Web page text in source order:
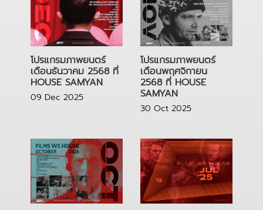
โปรแกรมภาพยนตร์
เดือนธันวาคม 2568 ที่
HOUSE SAMYAN
09 Dec 2025
โปรแกรมภาพยนตร์
เดือนพฤศจิกายน
2568 ที่ HOUSE
SAMYAN
30 Oct 2025